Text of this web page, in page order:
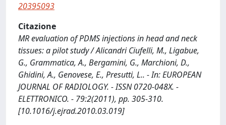
20395093
Citazione
MR evaluation of PDMS injections in head and neck
tissues: a pilot study / Alicandri Ciufelli, M., Ligabue,
G., Grammatica, A., Bergamini, G., Marchioni, D.,
Ghidini, A., Genovese, E., Presutti, L.. - In: EUROPEAN
JOURNAL OF RADIOLOGY. - ISSN 0720-048X. -
ELETTRONICO. - 79:2(2011), pp. 305-310.
[10.1016/j.ejrad.2010.03.019]